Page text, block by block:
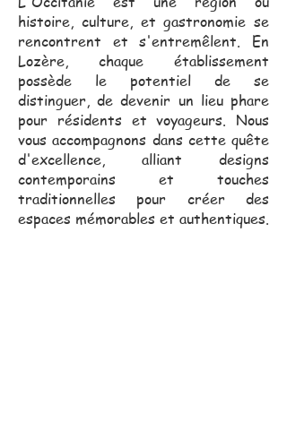
histoire, culture, et gastronomie se
rencontrent et s'entremêlent. En
Lozère, chaque établissement
possède le potentiel de se
distinguer, de devenir un lieu phare
pour résidents et voyageurs. Nous
vous accompagnons dans cette quête
d'excellence, alliant designs
contemporains et touches
traditionnelles pour créer des
espaces mémorables et authentiques.